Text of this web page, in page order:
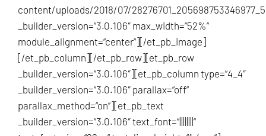
content/uploads/2018/07/
_builder_version=“3.0.106″ max_width=“52%“
module_alignment=“center“][/et_pb_image]
[/et_pb_column][/et_pb_row][et_pb_row
_builder_version=“3.0.106″][et_pb_column type=“4_4″
_builder_version=“3.0.106″ parallax=“off“
parallax_method=“on“][et_pb_text
_builder_version=“3.0.106″ text_font=“||||||||“